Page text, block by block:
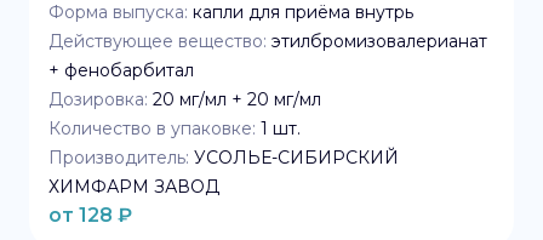
Форма выпуска: капли для приёма внутрь
Действующее вещество: этилбромизовалерианат
+ фенобарбитал
Дозировка: 20 мг/мл + 20 мг/мл
Количество в упаковке: 1 шт.
Производитель: УСОЛЬЕ-СИБИРСКИЙ
ХИМФАРМ ЗАВОД
от 128 ₽